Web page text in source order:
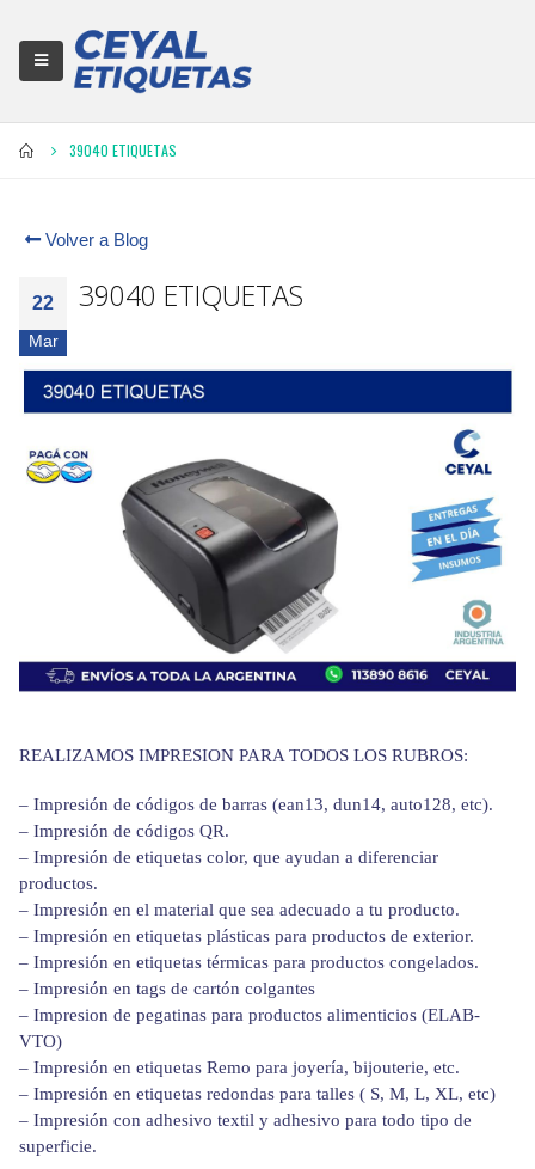
39040 ETIQUETAS
Volver a Blog
22
Mar
39040 ETIQUETAS
REALIZAMOS IMPRESION PARA TODOS LOS RUBROS:
– Impresión de códigos de barras (ean13, dun14, auto128, etc).
– Impresión de códigos QR.
– Impresión de etiquetas color, que ayudan a diferenciar
productos.
– Impresión en el material que sea adecuado a tu producto.
– Impresión en etiquetas plásticas para productos de exterior.
– Impresión en etiquetas térmicas para productos congelados.
– Impresión en tags de cartón colgantes
– Impresion de pegatinas para productos alimenticios (ELAB-
VTO)
– Impresión en etiquetas Remo para joyería, bijouterie, etc.
– Impresión en etiquetas redondas para talles ( S, M, L, XL, etc)
– Impresión con adhesivo textil y adhesivo para todo tipo de
superficie.